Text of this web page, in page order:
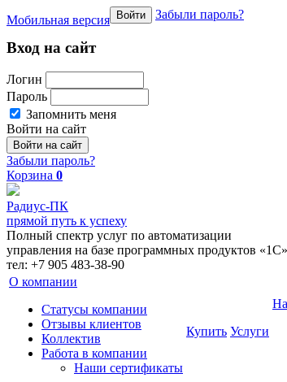
Мобильная версия Войти Забыли пароль?
Вход на сайт
Логин
Пароль
Запомнить меня
Войти на сайт
Забыли пароль?
Корзина 0
Радиус-ПК
прямой путь к успеху
Полный спектр услуг по автоматизации
управления на базе программных продуктов «1С»
тел: +7 905 483-38-90
О компании
Cтатусы компании
Отзывы клиентов
Коллектив
Работа в компании
Наши сертификаты
Купить Услуги